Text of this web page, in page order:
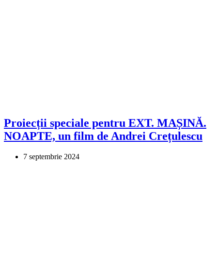
Proiecții speciale pentru EXT. MAȘINĂ.
NOAPTE, un film de Andrei Crețulescu
7 septembrie 2024